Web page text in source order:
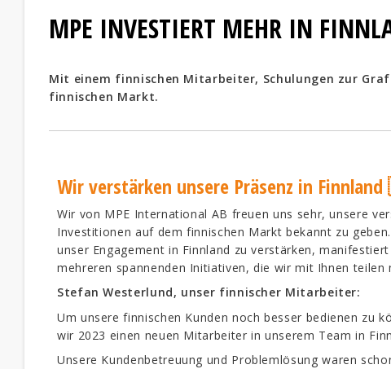
MPE INVESTIERT MEHR IN
Mit einem finnischen Mitarbeiter, Schulungen zur
finnischen Markt.
Wir verstärken unsere Präsenz in
Wir von MPE International AB freuen uns sehr, unsere
Investitionen auf dem finnischen Markt bekannt zu
unser Engagement in Finnland zu verstärken, manifestiert
mehreren spannenden Initiativen, die wir mit Ihnen teilen
Stefan Westerlund, unser finnischer Mitarbeiter:
Um unsere finnischen Kunden noch besser bedienen zu
wir 2023 einen neuen Mitarbeiter in unserem Team in
Unsere Kundenbetreuung und Problemlösung waren